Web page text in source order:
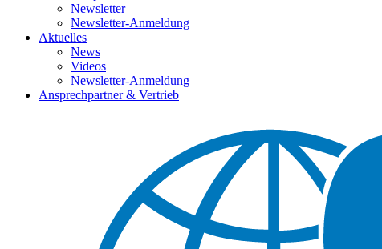
Newsletter
Newsletter-Anmeldung
Aktuelles
News
Videos
Newsletter-Anmeldung
Ansprechpartner & Vertrieb